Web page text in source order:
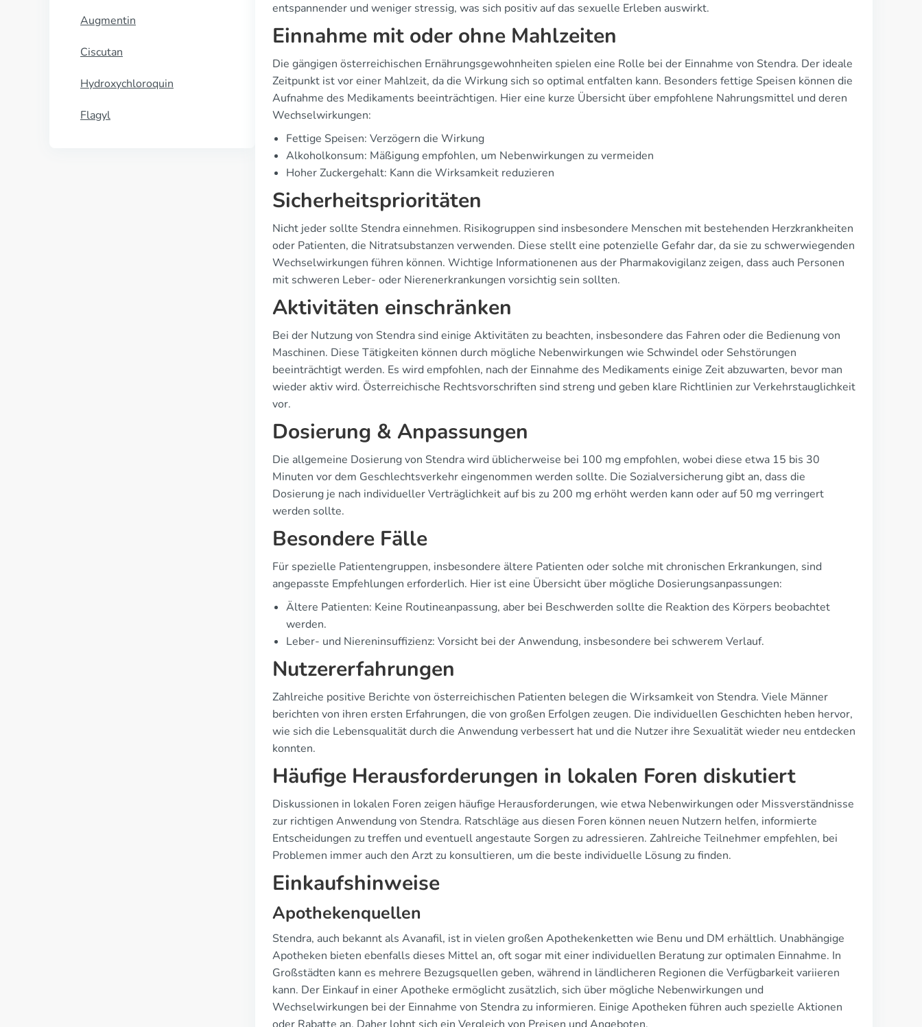
Augmentin
Ciscutan
Hydroxychloroquin
Flagyl
entspannender und weniger stressig, was sich positiv auf das sexuelle Erleben auswirkt.
Einnahme mit oder ohne Mahlzeiten
Die gängigen österreichischen Ernährungsgewohnheiten spielen eine Rolle bei der Einnahme von Stendra. Der ideale
Zeitpunkt ist vor einer Mahlzeit, da die Wirkung sich so optimal entfalten kann. Besonders fettige Speisen können die
Aufnahme des Medikaments beeinträchtigen. Hier eine kurze Übersicht über empfohlene Nahrungsmittel und deren
Wechselwirkungen:
Fettige Speisen: Verzögern die Wirkung
Alkoholkonsum: Mäßigung empfohlen, um Nebenwirkungen zu vermeiden
Hoher Zuckergehalt: Kann die Wirksamkeit reduzieren
Sicherheitsprioritäten
Nicht jeder sollte Stendra einnehmen. Risikogruppen sind insbesondere Menschen mit bestehenden Herzkrankheiten
oder Patienten, die Nitratsubstanzen verwenden. Diese stellt eine potenzielle Gefahr dar, da sie zu schwerwiegenden
Wechselwirkungen führen können. Wichtige Informationenen aus der Pharmakovigilanz zeigen, dass auch Personen
mit schweren Leber- oder Nierenerkrankungen vorsichtig sein sollten.
Aktivitäten einschränken
Bei der Nutzung von Stendra sind einige Aktivitäten zu beachten, insbesondere das Fahren oder die Bedienung von
Maschinen. Diese Tätigkeiten können durch mögliche Nebenwirkungen wie Schwindel oder Sehstörungen
beeinträchtigt werden. Es wird empfohlen, nach der Einnahme des Medikaments einige Zeit abzuwarten, bevor man
wieder aktiv wird. Österreichische Rechtsvorschriften sind streng und geben klare Richtlinien zur Verkehrstauglichkeit
vor.
Dosierung & Anpassungen
Die allgemeine Dosierung von Stendra wird üblicherweise bei 100 mg empfohlen, wobei diese etwa 15 bis 30
Minuten vor dem Geschlechtsverkehr eingenommen werden sollte. Die Sozialversicherung gibt an, dass die
Dosierung je nach individueller Verträglichkeit auf bis zu 200 mg erhöht werden kann oder auf 50 mg verringert
werden sollte.
Besondere Fälle
Für spezielle Patientengruppen, insbesondere ältere Patienten oder solche mit chronischen Erkrankungen, sind
angepasste Empfehlungen erforderlich. Hier ist eine Übersicht über mögliche Dosierungsanpassungen:
Ältere Patienten: Keine Routineanpassung, aber bei Beschwerden sollte die Reaktion des Körpers beobachtet
werden.
Leber- und Niereninsuffizienz: Vorsicht bei der Anwendung, insbesondere bei schwerem Verlauf.
Nutzererfahrungen
Zahlreiche positive Berichte von österreichischen Patienten belegen die Wirksamkeit von Stendra. Viele Männer
berichten von ihren ersten Erfahrungen, die von großen Erfolgen zeugen. Die individuellen Geschichten heben hervor,
wie sich die Lebensqualität durch die Anwendung verbessert hat und die Nutzer ihre Sexualität wieder neu entdecken
konnten.
Häufige Herausforderungen in lokalen Foren diskutiert
Diskussionen in lokalen Foren zeigen häufige Herausforderungen, wie etwa Nebenwirkungen oder Missverständnisse
zur richtigen Anwendung von Stendra. Ratschläge aus diesen Foren können neuen Nutzern helfen, informierte
Entscheidungen zu treffen und eventuell angestaute Sorgen zu adressieren. Zahlreiche Teilnehmer empfehlen, bei
Problemen immer auch den Arzt zu konsultieren, um die beste individuelle Lösung zu finden.
Einkaufshinweise
Apothekenquellen
Stendra, auch bekannt als Avanafil, ist in vielen großen Apothekenketten wie Benu und DM erhältlich. Unabhängige
Apotheken bieten ebenfalls dieses Mittel an, oft sogar mit einer individuellen Beratung zur optimalen Einnahme. In
Großstädten kann es mehrere Bezugsquellen geben, während in ländlicheren Regionen die Verfügbarkeit variieren
kann. Der Einkauf in einer Apotheke ermöglicht zusätzlich, sich über mögliche Nebenwirkungen und
Wechselwirkungen bei der Einnahme von Stendra zu informieren. Einige Apotheken führen auch spezielle Aktionen